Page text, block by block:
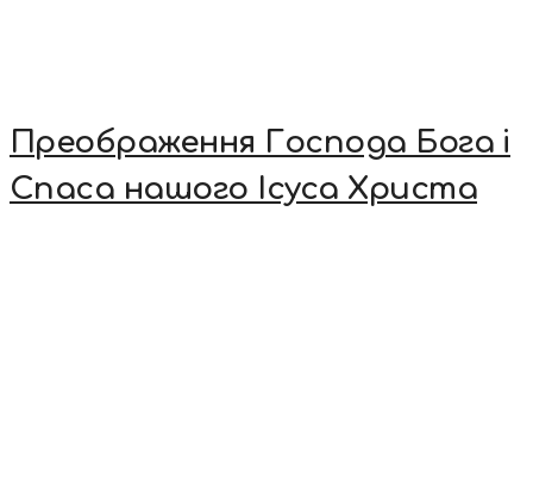
Преображення Господа Бога і
Спаса нашого Ісуса Христа